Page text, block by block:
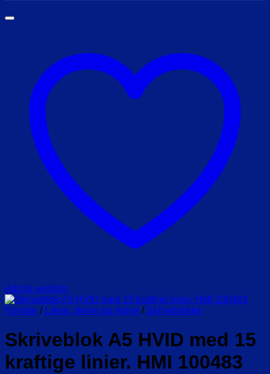
Add to wishlist
Forside / Læse, skrive og regne / Skriveblokke
Skriveblok A5 HVID med 15
kraftige linier. HMI 100483